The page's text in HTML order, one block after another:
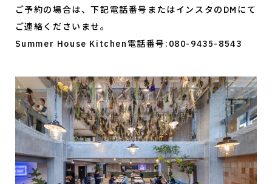
ご予約の場合は、下記電話番号またはインスタのDMにて
ご連絡くださいませ。
Summer House Kitchen電話番号:080-9435-8543